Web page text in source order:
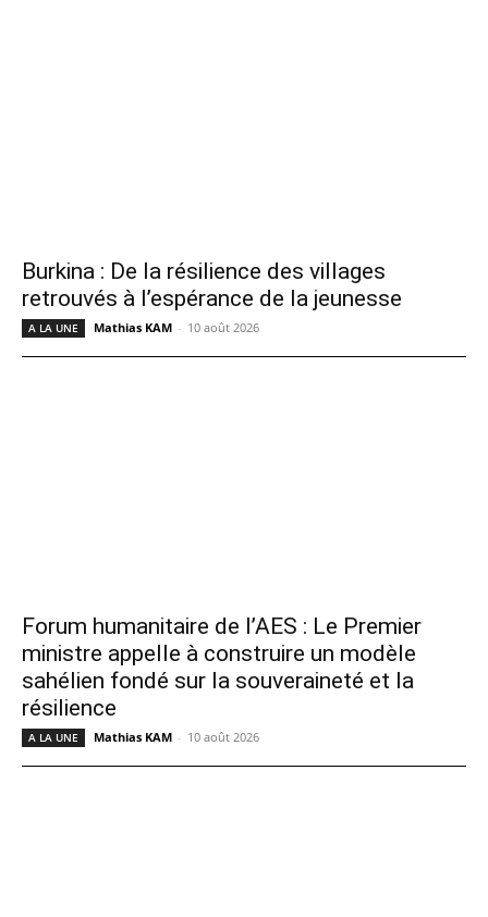
Burkina : De la résilience des villages
retrouvés à l’espérance de la jeunesse
A LA UNE Mathias KAM - 10 août 2026
Forum humanitaire de l’AES : Le Premier
ministre appelle à construire un modèle
sahélien fondé sur la souveraineté et la
résilience
A LA UNE Mathias KAM - 10 août 2026